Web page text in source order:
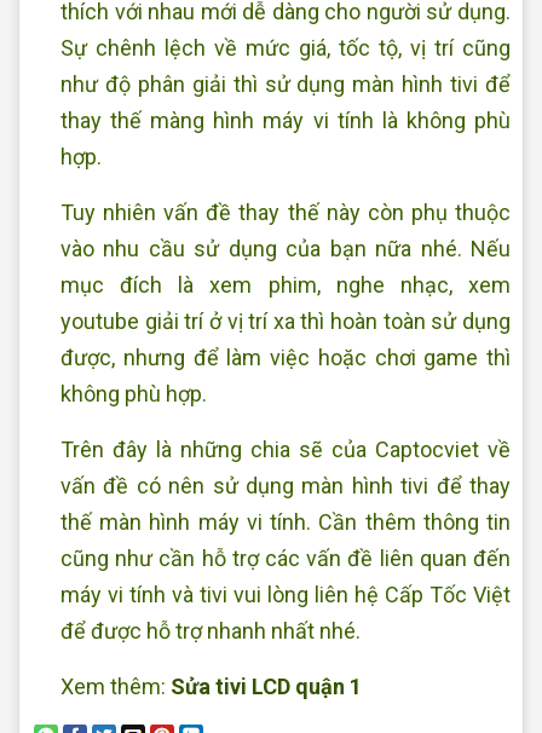
thích với nhau mới dễ dàng cho người sử dụng.
Sự chênh lệch về mức giá, tốc tộ, vị trí cũng
như độ phân giải thì sử dụng màn hình tivi để
thay thế màng hình máy vi tính là không phù
hợp.
Tuy nhiên vấn đề thay thế này còn phụ thuộc
vào nhu cầu sử dụng của bạn nữa nhé. Nếu
mục đích là xem phim, nghe nhạc, xem
youtube giải trí ở vị trí xa thì hoàn toàn sử dụng
được, nhưng để làm việc hoặc chơi game thì
không phù hợp.
Trên đây là những chia sẽ của Captocviet về
vấn đề có nên sử dụng màn hình tivi để thay
thế màn hình máy vi tính. Cần thêm thông tin
cũng như cần hỗ trợ các vấn đề liên quan đến
máy vi tính và tivi vui lòng liên hệ Cấp Tốc Việt
để được hỗ trợ nhanh nhất nhé.
Xem thêm: Sửa tivi LCD quận 1